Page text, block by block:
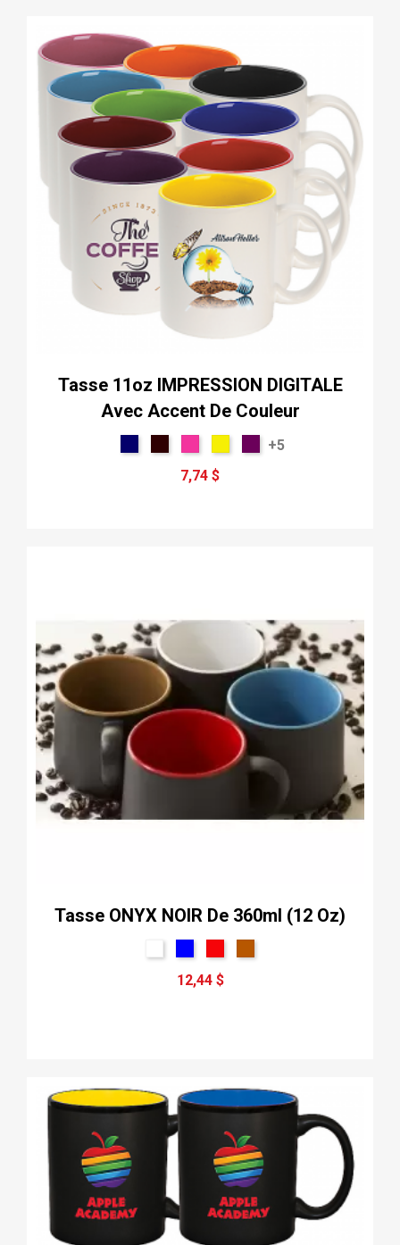
Tasse 11oz IMPRESSION DIGITALE
Avec Accent De Couleur
+5
7,74 $
Tasse ONYX NOIR De 360ml (12 Oz)
12,44 $